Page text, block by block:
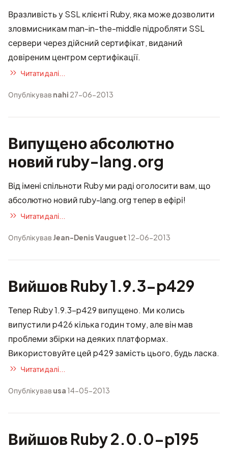
Вразливість у SSL клієнті Ruby, яка може дозволити
зловмисникам man-in-the-middle підробляти SSL
сервери через дійсний сертифікат, виданий
довіреним центром сертифікації.
Читати далі...
Опублікував nahi 27-06-2013
Випущено абсолютно
новий ruby-lang.org
Від імені спільноти Ruby ми раді оголосити вам, що
абсолютно новий ruby-lang.org тепер в ефірі!
Читати далі...
Опублікував Jean-Denis Vauguet 12-06-2013
Вийшов Ruby 1.9.3-p429
Тепер Ruby 1.9.3-p429 випущено. Ми колись
випустили p426 кілька годин тому, але він мав
проблеми збірки на деяких платформах.
Використовуйте цей p429 замість цього, будь ласка.
Читати далі...
Опублікував usa 14-05-2013
Вийшов Ruby 2.0.0-p195